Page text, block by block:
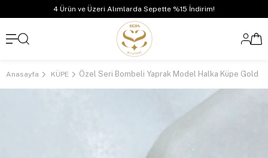
4 Ürün ve Üzeri Alımlarda Sepette %15 İndirim!
Anasayfa KÜPE Özel Seri Bombeli Yaprak Model Halka Küpe Gold